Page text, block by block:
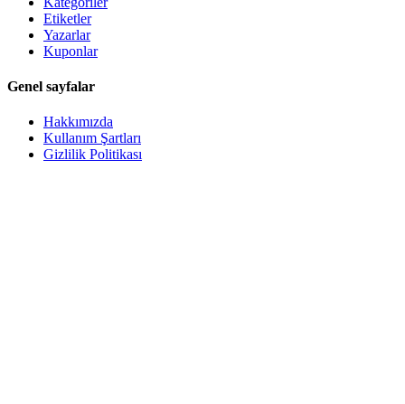
Etiketler
Yazarlar
Kuponlar
Genel sayfalar
Hakkımızda
Kullanım Şartları
Gizlilik Politikası